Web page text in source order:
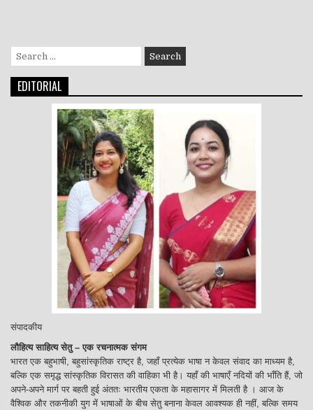
Search
for:
EDITORIAL
संपादकीय
लौहित्य साहित्य सेतु – एक रचनात्मक संगम
भारत एक बहुभाषी, बहुसांस्कृतिक राष्ट्र है, जहाँ प्रत्येक भाषा न केवल संवाद का माध्यम है,
बल्कि एक समृद्ध सांस्कृतिक विरासत की वाहिका भी है। यहाँ की भाषाएँ नदियों की भाँति हैं, जो
अपने-अपने मार्ग पर बहती हुई अंततः भारतीय एकता के महासागर में मिलती है । आज के
वैश्विक और तकनीकी युग में भाषाओं के बीच सेतु बनाना केवल आवश्यक ही नहीं, बल्कि समय